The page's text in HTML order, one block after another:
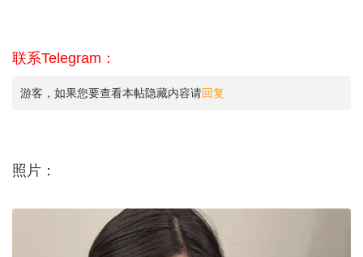
联系Telegram：
游客，如果您要查看本帖隐藏内容请回复
照片：